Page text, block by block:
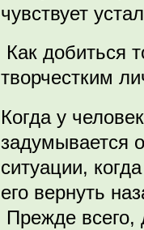
чувствует
Как добиться
творчестким
Когда у
задумывается
ситуации,
его вернуть
Прежде всего,